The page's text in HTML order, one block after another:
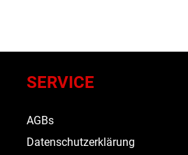
SERVICE
AGBs
Datenschutzerklärung